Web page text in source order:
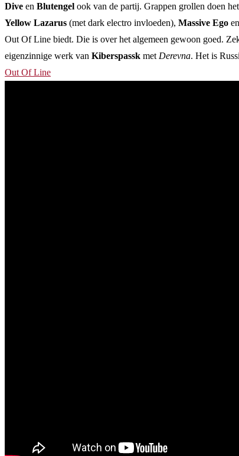
Dive en Blutengel ook van de partij. Grappen grollen doen
Yellow Lazarus (met dark electro invloeden), Massive Ego en
Out Of Line biedt. Die is over het algemeen gewoon goed.
eigenzinnige werk van Kiberspassk met Derevna. Het is
Out Of Line